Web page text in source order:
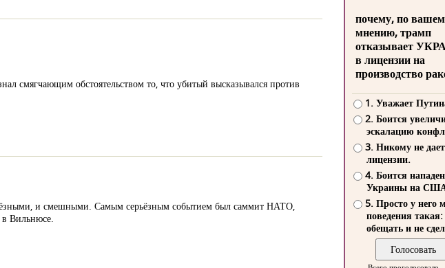
смягчающим обстоятельством то, что убитый высказывался против
и смешными. Самым серьёзным событием был саммит НАТО,
Вильнюсе.
почему, по
мнению, трамп
отказывает
в лицензии на
производство
1. Уважает
2. Боится
эскалацию
3. Никому не
лицензии.
4. Боится
Украины на
5. Просто у него
поведения такая:
обещать и не